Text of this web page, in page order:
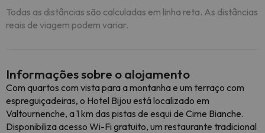
Todas as distâncias são calculadas em linha reta. As distâncias
reais de viagem podem variar.
Informações sobre o alojamento
Com quartos com vista para a montanha e um terraço com
espreguiçadeiras, o Hotel Bijou está localizado em
Valtournenche, a 1 km das pistas de esqui de Cime Bianche.
Disponibiliza acesso Wi-Fi gratuito, um restaurante tradicional